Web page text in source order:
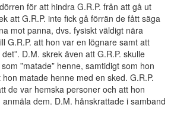
för att hindra G.R.P. från att gå ut
att G.R.P. inte fick gå förrän de fått säga
mot panna, dvs. fysiskt väldigt nära
G.R.P. att hon var en lögnare samt att
D.M. skrek även att G.R.P. skulle
”matade” henne, samtidigt som hon
matade henne med en sked. G.R.P.
de var hemska personer och att hon
dem. D.M. hånskrattade i samband